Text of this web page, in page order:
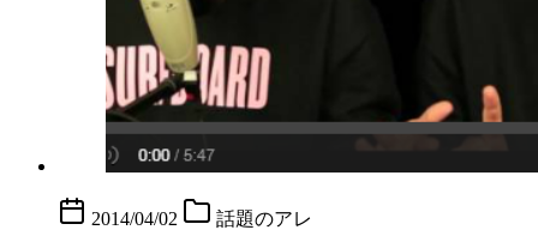
2014/04/02 話題のアレ